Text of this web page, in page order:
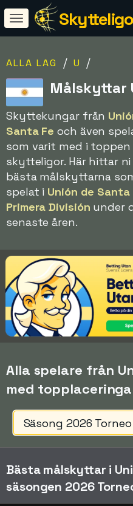
ALLA LAG / U /
Målskyttar
Skyttekungar från
Santa Fe och även
som varit med i toppen
skytteligor. Här hittar ni
bästa målskyttarna
spelat i Unión de Santa
Primera División under
senaste åren.
Alla spelare från
med
Bästa målskyttar i
säsongen 2026